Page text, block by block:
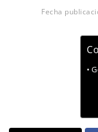
Fecha